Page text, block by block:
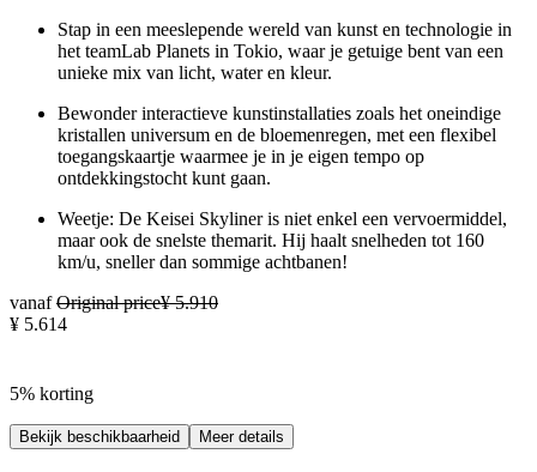
Stap in een meeslepende wereld van kunst en technologie in
het teamLab Planets in Tokio, waar je getuige bent van een
unieke mix van licht, water en kleur.
Bewonder interactieve kunstinstallaties zoals het oneindige
kristallen universum en de bloemenregen, met een flexibel
toegangskaartje waarmee je in je eigen tempo op
ontdekkingstocht kunt gaan.
Weetje: De Keisei Skyliner is niet enkel een vervoermiddel,
maar ook de snelste themarit. Hij haalt snelheden tot 160
km/u, sneller dan sommige achtbanen!
vanafOriginal price¥ 5.910
¥ 5.614
5% korting
Bekijk beschikbaarheid Meer details